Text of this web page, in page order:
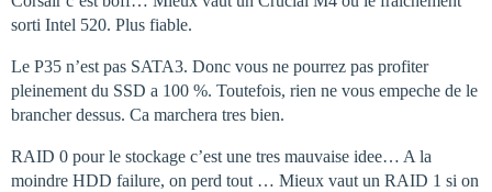
sorti Intel 520. Plus fiable.
Le P35 n’est pas SATA3. Donc vous ne pourrez pas profiter
pleinement du SSD a 100 %. Toutefois, rien ne vous empeche de le
brancher dessus. Ca marchera tres bien.
RAID 0 pour le stockage c’est une tres mauvaise idee… A la
moindre HDD failure, on perd tout … Mieux vaut un RAID 1 si on